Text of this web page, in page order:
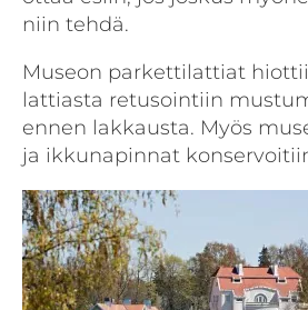
niin tehdä.
Museon parkettilattiat
lattiasta retusointiin
ennen lakkausta. Myös
ja ikkunapinnat